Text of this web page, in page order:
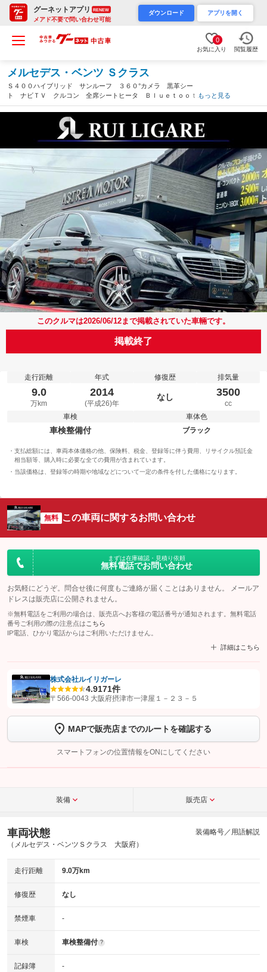
グーネットアプリ RENEW
メアド不要で問い合わせ可能
ダウンロード アプリを開く
0
お気に入り 閲覧履歴
メルセデス・ベンツ Ｓクラス
Ｓ４００ハイブリッド サンルーフ ３６０°カメラ 黒革シー
ト ナビＴＶ クルコン 全席シートヒータ Ｂｌｕｅｔｏｏｔ
ｈ パワーシート レーンキープ ステアリングアシスト パワー
トランク ＥＴＣ プッシュスタート スマキー（大阪府）
もっと見る
このクルマは2026/06/12まで掲載されていた車輛です。
掲載終了
走行距離
9.0
万km
年式
2014
(平成26)年
修復歴
なし
排気量
3500
cc
車検
車検整備付
車体色
ブラック
支払総額には、車両本体価格の他、保険料、税金、登録等に伴う費用、リサイクル預託金
相当額等、購入時に必要な全ての費用が含まれています。
当該価格は、登録等の時期や地域などについて一定の条件を付した価格になります。
無料 この車両に関するお問い合わせ
まずは在庫確認・見積り依頼
無料電話でお問い合わせ
お気軽にどうぞ。問合せ後に何度もご連絡が届くことはありません。 メールア
ドレスは販売店に公開されません。
※無料電話をご利用の場合は、販売店へお客様の電話番号が通知されます。無料電話
番号ご利用の際の注意点は こちら
IP電話、ひかり電話からはご利用いただけません。
詳細はこちら
【STEP1】認証画面でグーネットを友だち追加してから「許可する」ボタンを押
トーク画面で
ボタンをタップして問い合わせを
完了してください。
こちら
株式会社ルイリガーレ
4.9171件
〒566-0043 大阪府摂津市一津屋１－２３－５
MAPで販売店までのルートを確認する
スマートフォンの位置情報をONにしてください
装備 販売店
車両状態
（メルセデス・ベンツＳクラス 大阪府）
装備略号／用語解説
走行距離 9.0万km
修復歴 なし
禁煙車 -
車検 車検整備付 ?
記録簿 -